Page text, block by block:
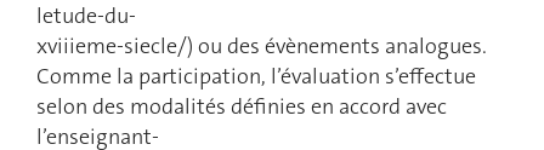
letude-du-
xviiieme-siecle/) ou des évènements analogues.
Comme la participation, l’évaluation s’effectue
selon des modalités définies en accord avec
l’enseignant-